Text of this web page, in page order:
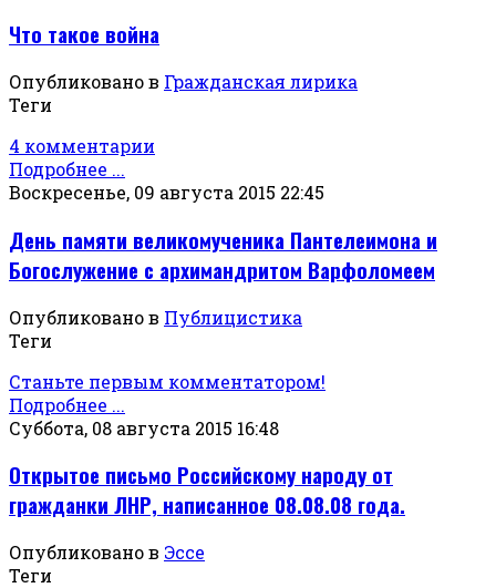
Что такое война
Опубликовано в Гражданская лирика
Теги
4 комментарии
Подробнее ...
Воскресенье, 09 августа 2015 22:45
День памяти великомученика Пантелеимона и
Богослужение с архимандритом Варфоломеем
Опубликовано в Публицистика
Теги
Станьте первым комментатором!
Подробнее ...
Суббота, 08 августа 2015 16:48
Открытое письмо Российскому народу от
гражданки ЛНР, написанное 08.08.08 года.
Опубликовано в Эссе
Теги